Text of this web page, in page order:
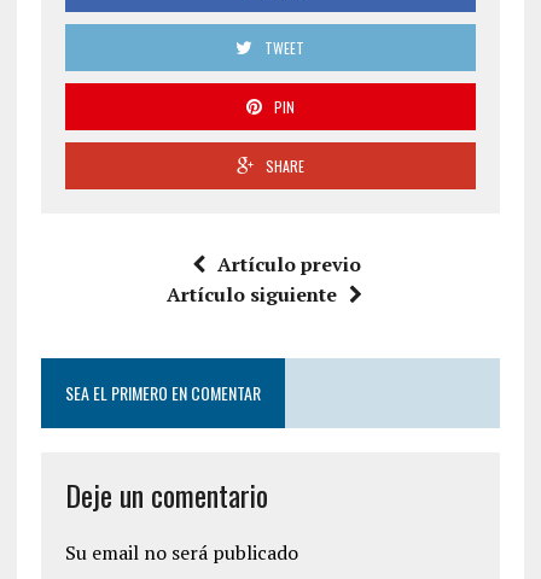
TWEET
PIN
SHARE
Artículo previo
Artículo siguiente
SEA EL PRIMERO EN COMENTAR
Deje un comentario
Su email no será publicado